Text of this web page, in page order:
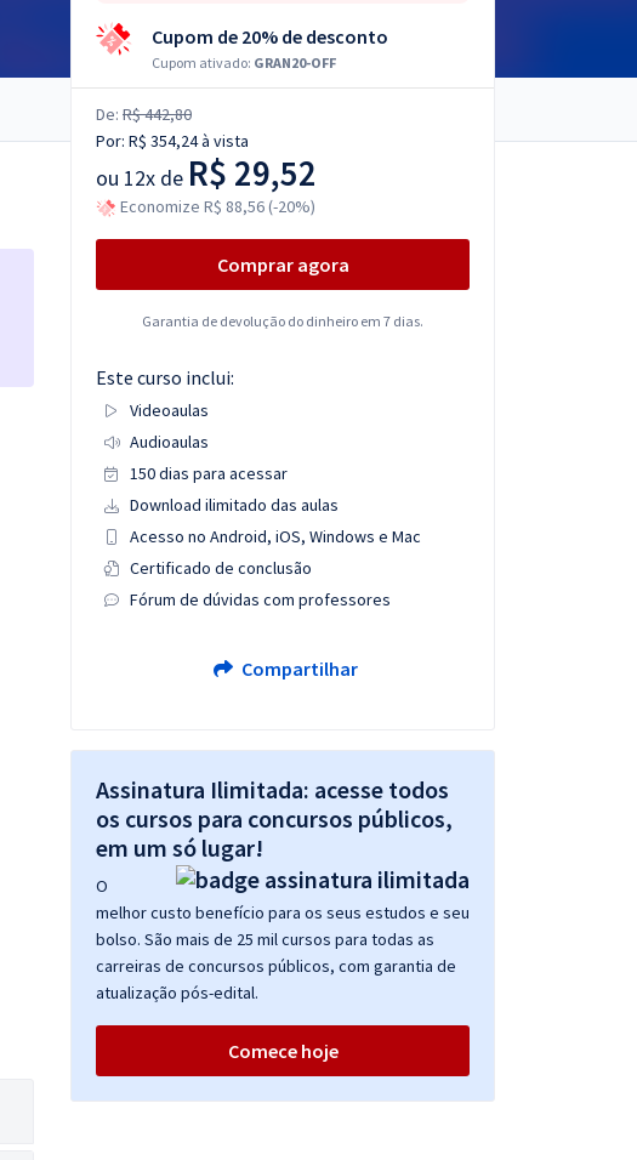
Cupom de 20% de desconto
Cupom ativado: GRAN20-OFF
De: R$ 442,80
Por: R$ 354,24à vista
ou 12x de R$ 29,52
Economize R$ 88,56 (-20%)
Comprar agora
Garantia de devolução do dinheiro em 7 dias.
Este curso inclui:
Videoaulas
Audioaulas
150 dias para acessar
Download ilimitado das aulas
Acesso no Android, iOS, Windows e Mac
Certificado de conclusão
Fórum de dúvidas com professores
Compartilhar
Assinatura Ilimitada: acesse todos
os cursos para concursos públicos,
em um só lugar!
O
melhor custo benefício para os seus estudos e seu
bolso. São mais de 25 mil cursos para todas as
carreiras de concursos públicos, com garantia de
atualização pós-edital.
Comece hoje